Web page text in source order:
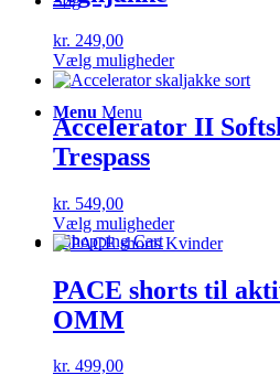
Menu Menu
0Shopping Cart
på
varesiden
kr. 249,00
Vælg mulighederDette
vare
flere
varianter.
på
varesiden
Accelerator II
Trespass
kr. 549,00
Vælg mulighederDette
vare
flere
varianter.
PACE shorts til
OMM
kr. 499,00